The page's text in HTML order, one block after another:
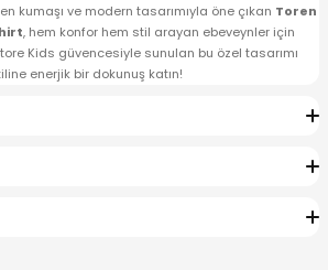
kumaşı ve modern tasarımıyla öne çıkan Toren
, hem konfor hem stil arayan ebeveynler için
Kids güvencesiyle sunulan bu özel tasarımı
enerjik bir dokunuş katın!